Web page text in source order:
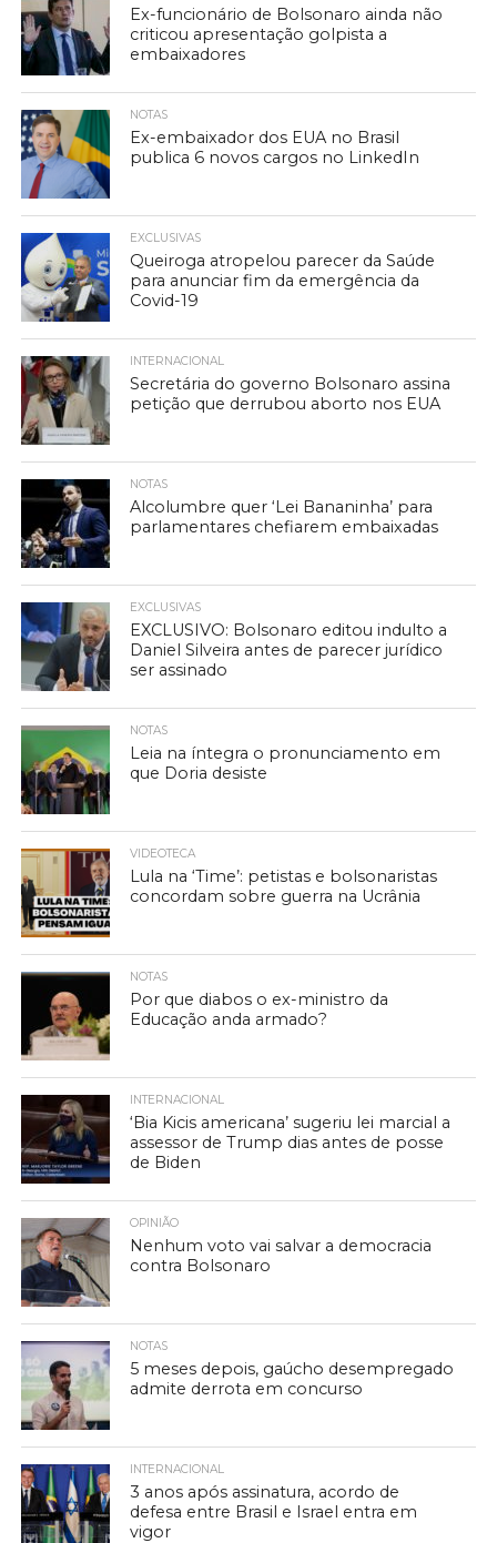
Ex-funcionário de Bolsonaro ainda não
criticou apresentação golpista a
embaixadores
NOTAS
Ex-embaixador dos EUA no Brasil
publica 6 novos cargos no LinkedIn
EXCLUSIVAS
Queiroga atropelou parecer da Saúde
para anunciar fim da emergência da
Covid-19
INTERNACIONAL
Secretária do governo Bolsonaro assina
petição que derrubou aborto nos EUA
NOTAS
Alcolumbre quer ‘Lei Bananinha’ para
parlamentares chefiarem embaixadas
EXCLUSIVAS
EXCLUSIVO: Bolsonaro editou indulto a
Daniel Silveira antes de parecer jurídico
ser assinado
NOTAS
Leia na íntegra o pronunciamento em
que Doria desiste
VIDEOTECA
Lula na ‘Time’: petistas e bolsonaristas
concordam sobre guerra na Ucrânia
NOTAS
Por que diabos o ex-ministro da
Educação anda armado?
INTERNACIONAL
‘Bia Kicis americana’ sugeriu lei marcial a
assessor de Trump dias antes de posse
de Biden
OPINIÃO
Nenhum voto vai salvar a democracia
contra Bolsonaro
NOTAS
5 meses depois, gaúcho desempregado
admite derrota em concurso
INTERNACIONAL
3 anos após assinatura, acordo de
defesa entre Brasil e Israel entra em
vigor